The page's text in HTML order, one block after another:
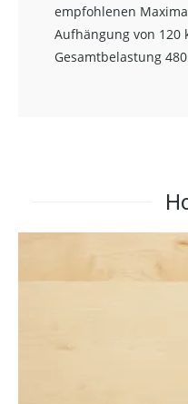
empfohlenen
Aufhängung von 120
Gesamtbelastung